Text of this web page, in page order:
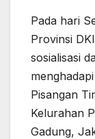
​Pada hari
Provinsi
sosialisasi
Pisangan
Kelurahan
Gadung,